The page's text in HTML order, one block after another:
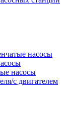
насосы
насосы
с двигателем